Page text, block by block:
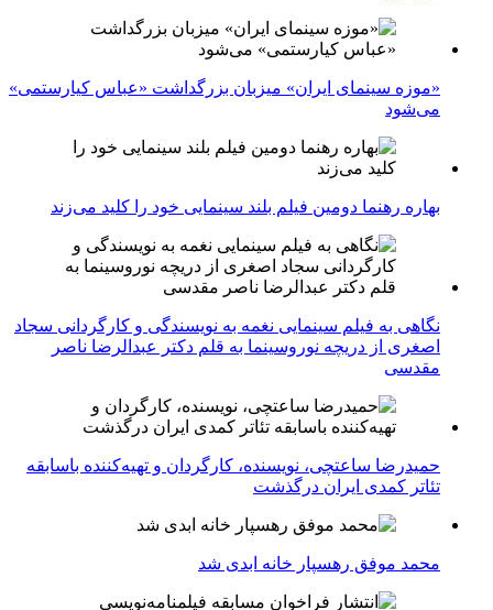
«موزه سینمای ایران» میزبان بزرگداشت «عباس کیارستمی»
می‌شود
بهاره رهنما دومین فیلم بلند سینمایی خود را کلید می‌زند
نگاهی به فیلم سینمایی نغمه به نویسندگی و کارگردانی سجاد
اصغری از دریچه نوروسینما به قلم دکتر عبدالرضا ناصر
مقدسی
حمیدرضا ساعتچی، نویسنده، کارگردان و تهیه‌کننده باسابقه
تئاتر کمدی ایران درگذشت
محمد موفق رهسپار خانه ابدی شد